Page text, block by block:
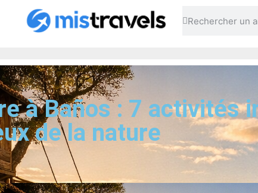
à Baños : 7 activités
de la nature